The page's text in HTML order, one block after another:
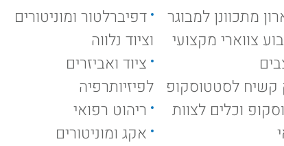
מתכוונן למבוגר
צווארי מקצועי
קשיח לסטטוסקופ
וכלים לצוות
דפיברלטור ומוניטורים
וציוד נלווה
ציוד ואביזרים
לפיזיותרפיה
ריהוט רפואי
אקג ומוניטורים